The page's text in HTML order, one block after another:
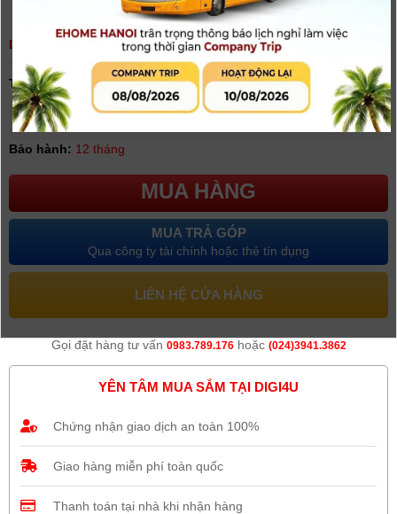
DJI FLIP ( DJI RC-N3 ) - CHÍNH HÃNG
(0người đánh giá)
Tình trạng:
Có hàng
Giá khuyến mại: 9.960.000đ
Bảo hành: 12 tháng
MUA HÀNG
MUA TRẢ GÓP
Qua công ty tài chính hoặc thẻ tín dụng
LIÊN HỆ CỬA HÀNG
Gọi đặt hàng tư vấn 0983.789.176hoặc (024)3941.3862
YÊN TÂM MUA SẮM TẠI DIGI4U
Chứng nhận giao dịch an toàn 100%
Giao hàng miễn phí toàn quốc
Thanh toán tại nhà khi nhận hàng